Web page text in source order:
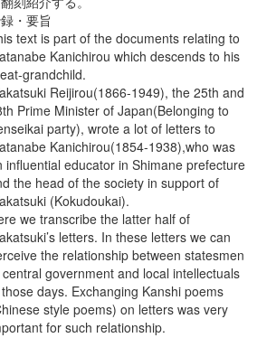
・要旨
text is part of the documents relating to
Kanichirou which descends to his
grandchild.
Reijirou(1866-1949), the 25th and
Prime Minister of Japan(Belonging to
party), wrote a lot of letters to
Kanichirou(1854-1938),who was
influential educator in Shimane prefecture
the head of the society in support of
(Kokudoukai).
we transcribe the latter half of
letters. In these letters we can
the relationship between statesmen
government and local intellectuals
days. Exchanging Kanshi poems
style poems) on letters was very
for such relationship.